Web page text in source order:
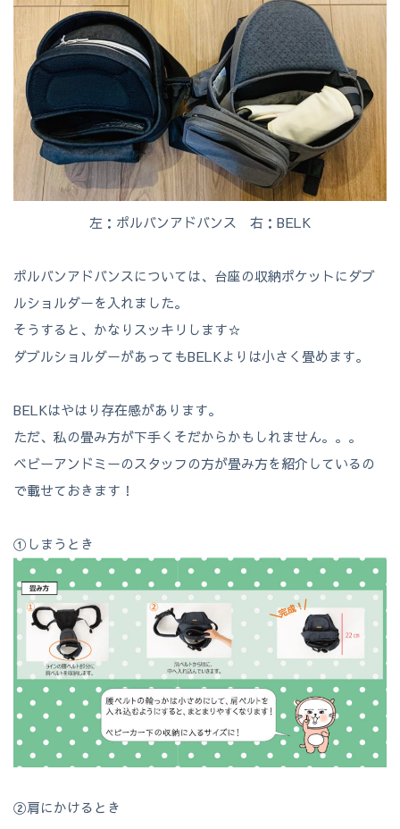
左：ポルバンアドバンス 右：BELK
ポルバンアドバンスについては、台座の収納ポケットにダブ
ルショルダーを入れました。
そうすると、かなりスッキリします☆
ダブルショルダーがあってもBELKよりは小さく畳めます。
BELKはやはり存在感があります。
ただ、私の畳み方が下手くそだからかもしれません。。。
ベビーアンドミーのスタッフの方が畳み方を紹介しているの
で載せておきます！
①しまうとき
②肩にかけるとき